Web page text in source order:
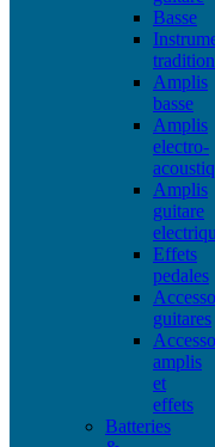
Basse
Amplis
basse
Amplis
electro-
Amplis
guitare
Effets
pedales
guitares
amplis
et
effets
Batteries